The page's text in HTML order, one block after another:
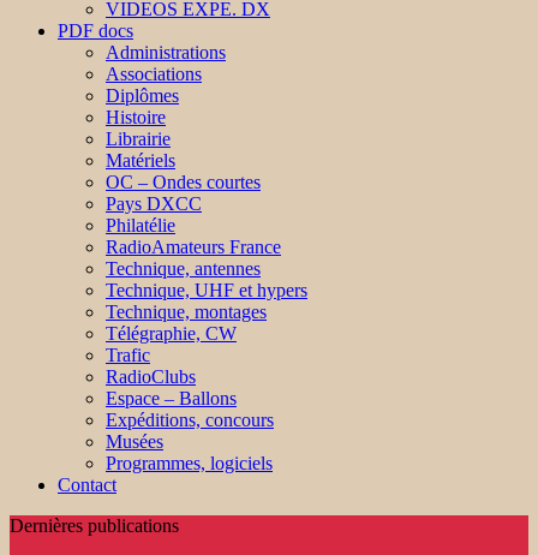
VIDEOS EXPE. DX
PDF docs
Administrations
Associations
Diplômes
Histoire
Librairie
Matériels
OC – Ondes courtes
Pays DXCC
Philatélie
RadioAmateurs France
Technique, antennes
Technique, UHF et hypers
Technique, montages
Télégraphie, CW
Trafic
RadioClubs
Espace – Ballons
Expéditions, concours
Musées
Programmes, logiciels
Contact
Dernières publications